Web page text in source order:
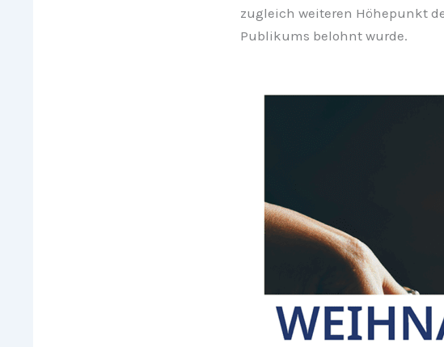
zugleich weiteren Höhepunkt
Publikums belohnt wurde.